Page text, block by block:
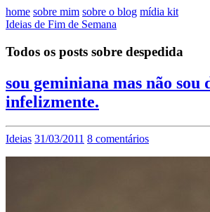
home sobre mim sobre o blog mídia kit
Ideias de Fim de Semana
Todos os posts sobre despedida
sou geminiana mas não sou
infelizmente.
Ideias 31/03/2011 8 comentários